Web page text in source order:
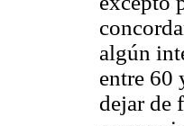
algún
entre 60
dejar de